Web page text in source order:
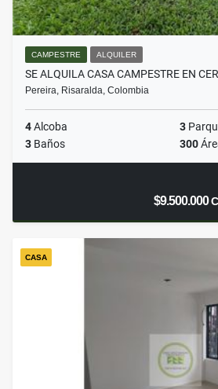
CAMPESTRE ALQUILER
SE ALQUILA CASA CAMPESTRE EN
Pereira, Risaralda, Colombia
4Alcoba 3
3 Baños 300
$9.500.000
CASA